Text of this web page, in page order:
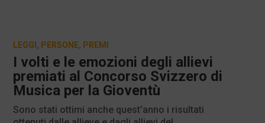
I volti e le emozioni degli allievi
premiati al Concorso Svizzero di
Musica per la Gioventù
LEGGI , PERSONE, PREMI
Sono stati ottimi anche quest’anno i risultati